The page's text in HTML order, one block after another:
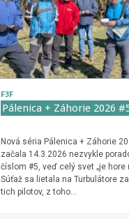
F3F
Pálenica + Záhorie 2026
Nová séria Pálenica + Záhorie
začala 14.3.2026 nezvykle
číslom #5, veď celý svet „je hore
Súťaž sa lietala na Turbulátore
tich pilotov, z toho…